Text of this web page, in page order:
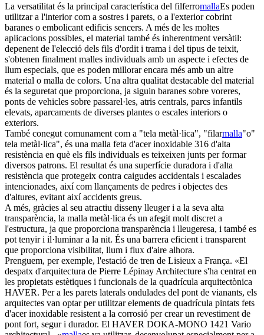
La versatilitat és la principal característica del filferromallaEs poden
utilitzar a l'interior com a sostres i parets, o a l'exterior cobrint
baranes o embolicant edificis sencers. A més de les moltes
aplicacions possibles, el material també és inherentment versàtil:
depenent de l'elecció dels fils d'ordit i trama i del tipus de teixit,
s'obtenen finalment malles individuals amb un aspecte i efectes de
llum especials, que es poden millorar encara més amb un altre
material o malla de colors. Una altra qualitat destacable del material
és la seguretat que proporciona, ja siguin baranes sobre voreres,
ponts de vehicles sobre passarel·les, atris centrals, parcs infantils
elevats, aparcaments de diverses plantes o escales interiors o
exteriors.
També conegut comunament com a "tela metàl·lica", "filarmalla"o"
tela metàl·lica", és una malla feta d'acer inoxidable 316 d'alta
resistència en què els fils individuals es teixeixen junts per formar
diversos patrons. El resultat és una superfície duradora i d'alta
resistència que protegeix contra caigudes accidentals i escalades
intencionades, així com llançaments de pedres i objectes des
d'altures, evitant així accidents greus.
A més, gràcies al seu atractiu disseny lleuger i a la seva alta
transparència, la malla metàl·lica és un afegit molt discret a
l'estructura, ja que proporciona transparència i lleugeresa, i també es
pot tenyir i il·luminar a la nit. És una barrera eficient i transparent
que proporciona visibilitat, llum i flux d'aire alhora.
Prenguem, per exemple, l'estació de tren de Lisieux a França. «El
despatx d'arquitectura de Pierre Lépinay Architecture s'ha centrat en
les propietats estètiques i funcionals de la quadrícula arquitectònica
HAVER. Per a les parets laterals ondulades del pont de vianants, els
arquitectes van optar per utilitzar elements de quadrícula pintats fets
d'acer inoxidable resistent a la corrosió per crear un revestiment de
pont fort, segur i durador. El HAVER DOKA-MONO 1421 Vario